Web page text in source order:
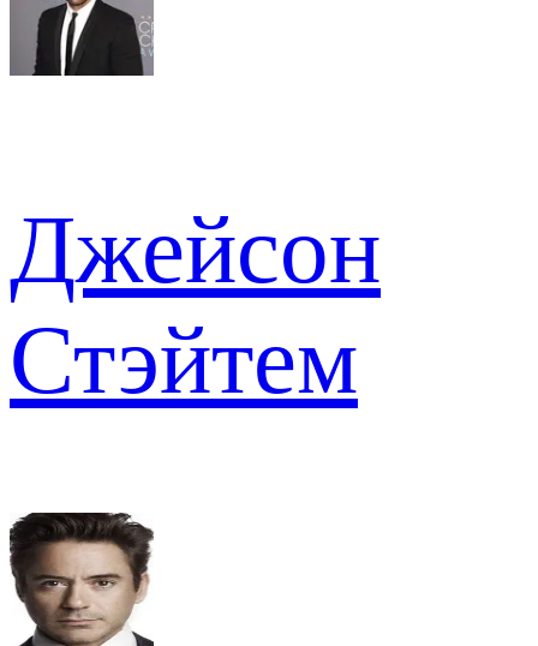
Джейсон
Стэйтем